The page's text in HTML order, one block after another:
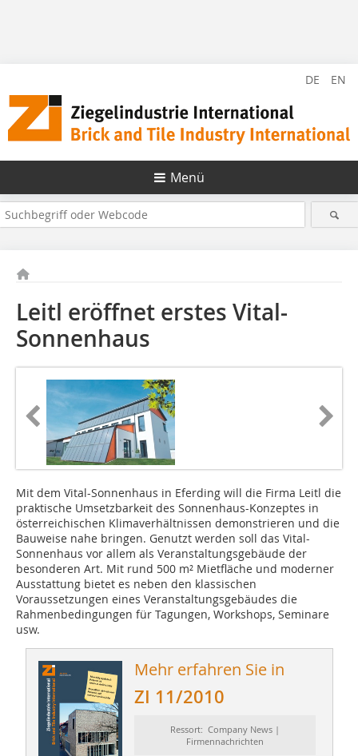
DE EN
Menü
Leitl eröffnet erstes Vital-
Sonnenhaus
Mit dem Vital-Sonnenhaus in Eferding will die Firma Leitl die
praktische Umsetzbarkeit des Sonnenhaus-Konzeptes in
österreichischen Klimaverhältnissen demonstrieren und die
Bauweise nahe bringen. Genutzt werden soll das Vital-
Sonnenhaus vor allem als Veranstaltungsgebäude der
besonderen Art. Mit rund 500 m² Mietfläche und moderner
Ausstattung bietet es neben den klassischen
Voraussetzungen eines Veranstaltungsgebäudes die
Rahmenbedingungen für Ta­gungen, Workshops, Seminare
usw.
Mehr erfahren Sie in
ZI 11/2010
Ressort: Company News |
Firmennachrichten